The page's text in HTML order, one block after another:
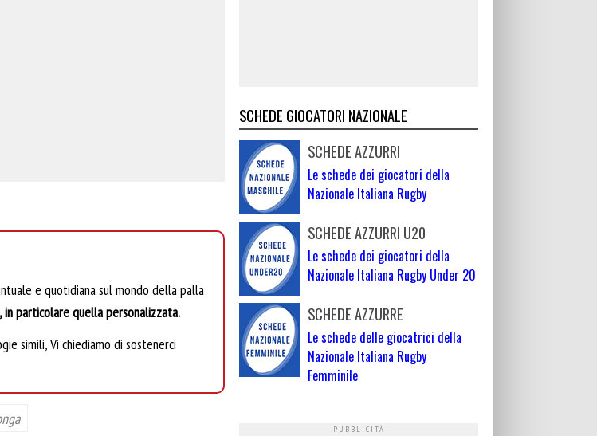
e quotidiana sul mondo della palla
particolare quella personalizzata.
simili, Vi chiediamo di sostenerci
SCHEDE GIOCATORI NAZIONALE
SCHEDE AZZURRI
Le schede dei giocatori della
Nazionale Italiana Rugby
SCHEDE AZZURRI U20
Le schede dei giocatori della
Nazionale Italiana Rugby Under 20
SCHEDE AZZURRE
Le schede delle giocatrici della
Nazionale Italiana Rugby
Femminile